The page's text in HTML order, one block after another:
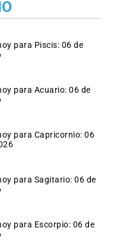
para Piscis: 06 de
para Acuario: 06 de
para Capricornio: 06
para Sagitario: 06 de
para Escorpio: 06 de